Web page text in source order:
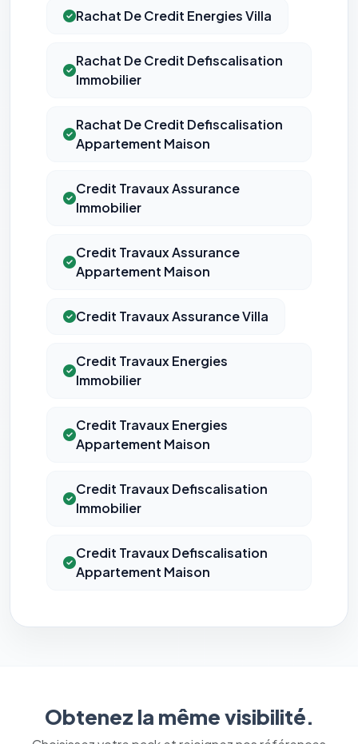
Rachat De Credit Energies Villa
Rachat De Credit Defiscalisation
Immobilier
Rachat De Credit Defiscalisation
Appartement Maison
Credit Travaux Assurance
Immobilier
Credit Travaux Assurance
Appartement Maison
Credit Travaux Assurance Villa
Credit Travaux Energies
Immobilier
Credit Travaux Energies
Appartement Maison
Credit Travaux Defiscalisation
Immobilier
Credit Travaux Defiscalisation
Appartement Maison
Obtenez la même visibilité.